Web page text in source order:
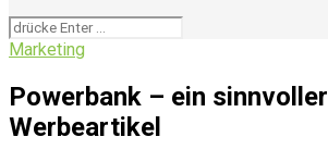
Marketing
Powerbank – ein sinnvoller
Werbeartikel